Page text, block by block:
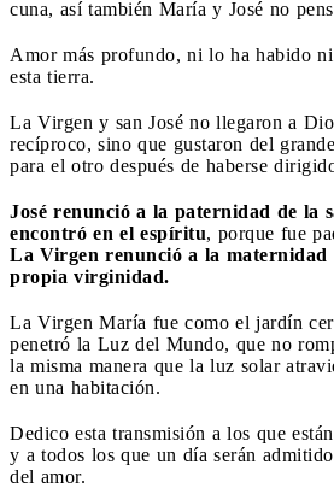
cuna, así también María y José no
Amor más profundo, ni lo ha habido
esta tierra.
La Virgen y san José no llegaron a
recíproco, sino que gustaron del
para el otro después de haberse
José renunció a la paternidad de la
encontró en el espíritu, porque fue
La Virgen renunció a la maternidad
propia virginidad.
La Virgen María fue como el jardín
penetró la Luz del Mundo, que no
la misma manera que la luz solar
en una habitación.
Dedico esta transmisión a los que
y a todos los que un día serán
del amor.